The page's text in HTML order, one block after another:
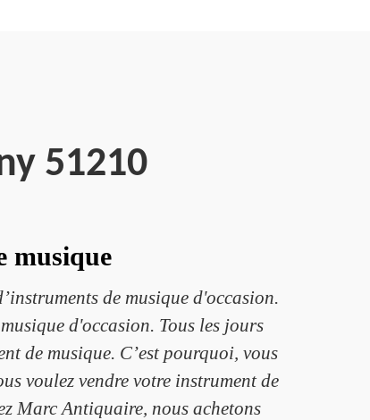
51210
musique
de musique d'occasion.
d'occasion. Tous les jours
de musique. C’est pourquoi, vous
voulez vendre votre instrument de
Marc Antiquaire, nous achetons